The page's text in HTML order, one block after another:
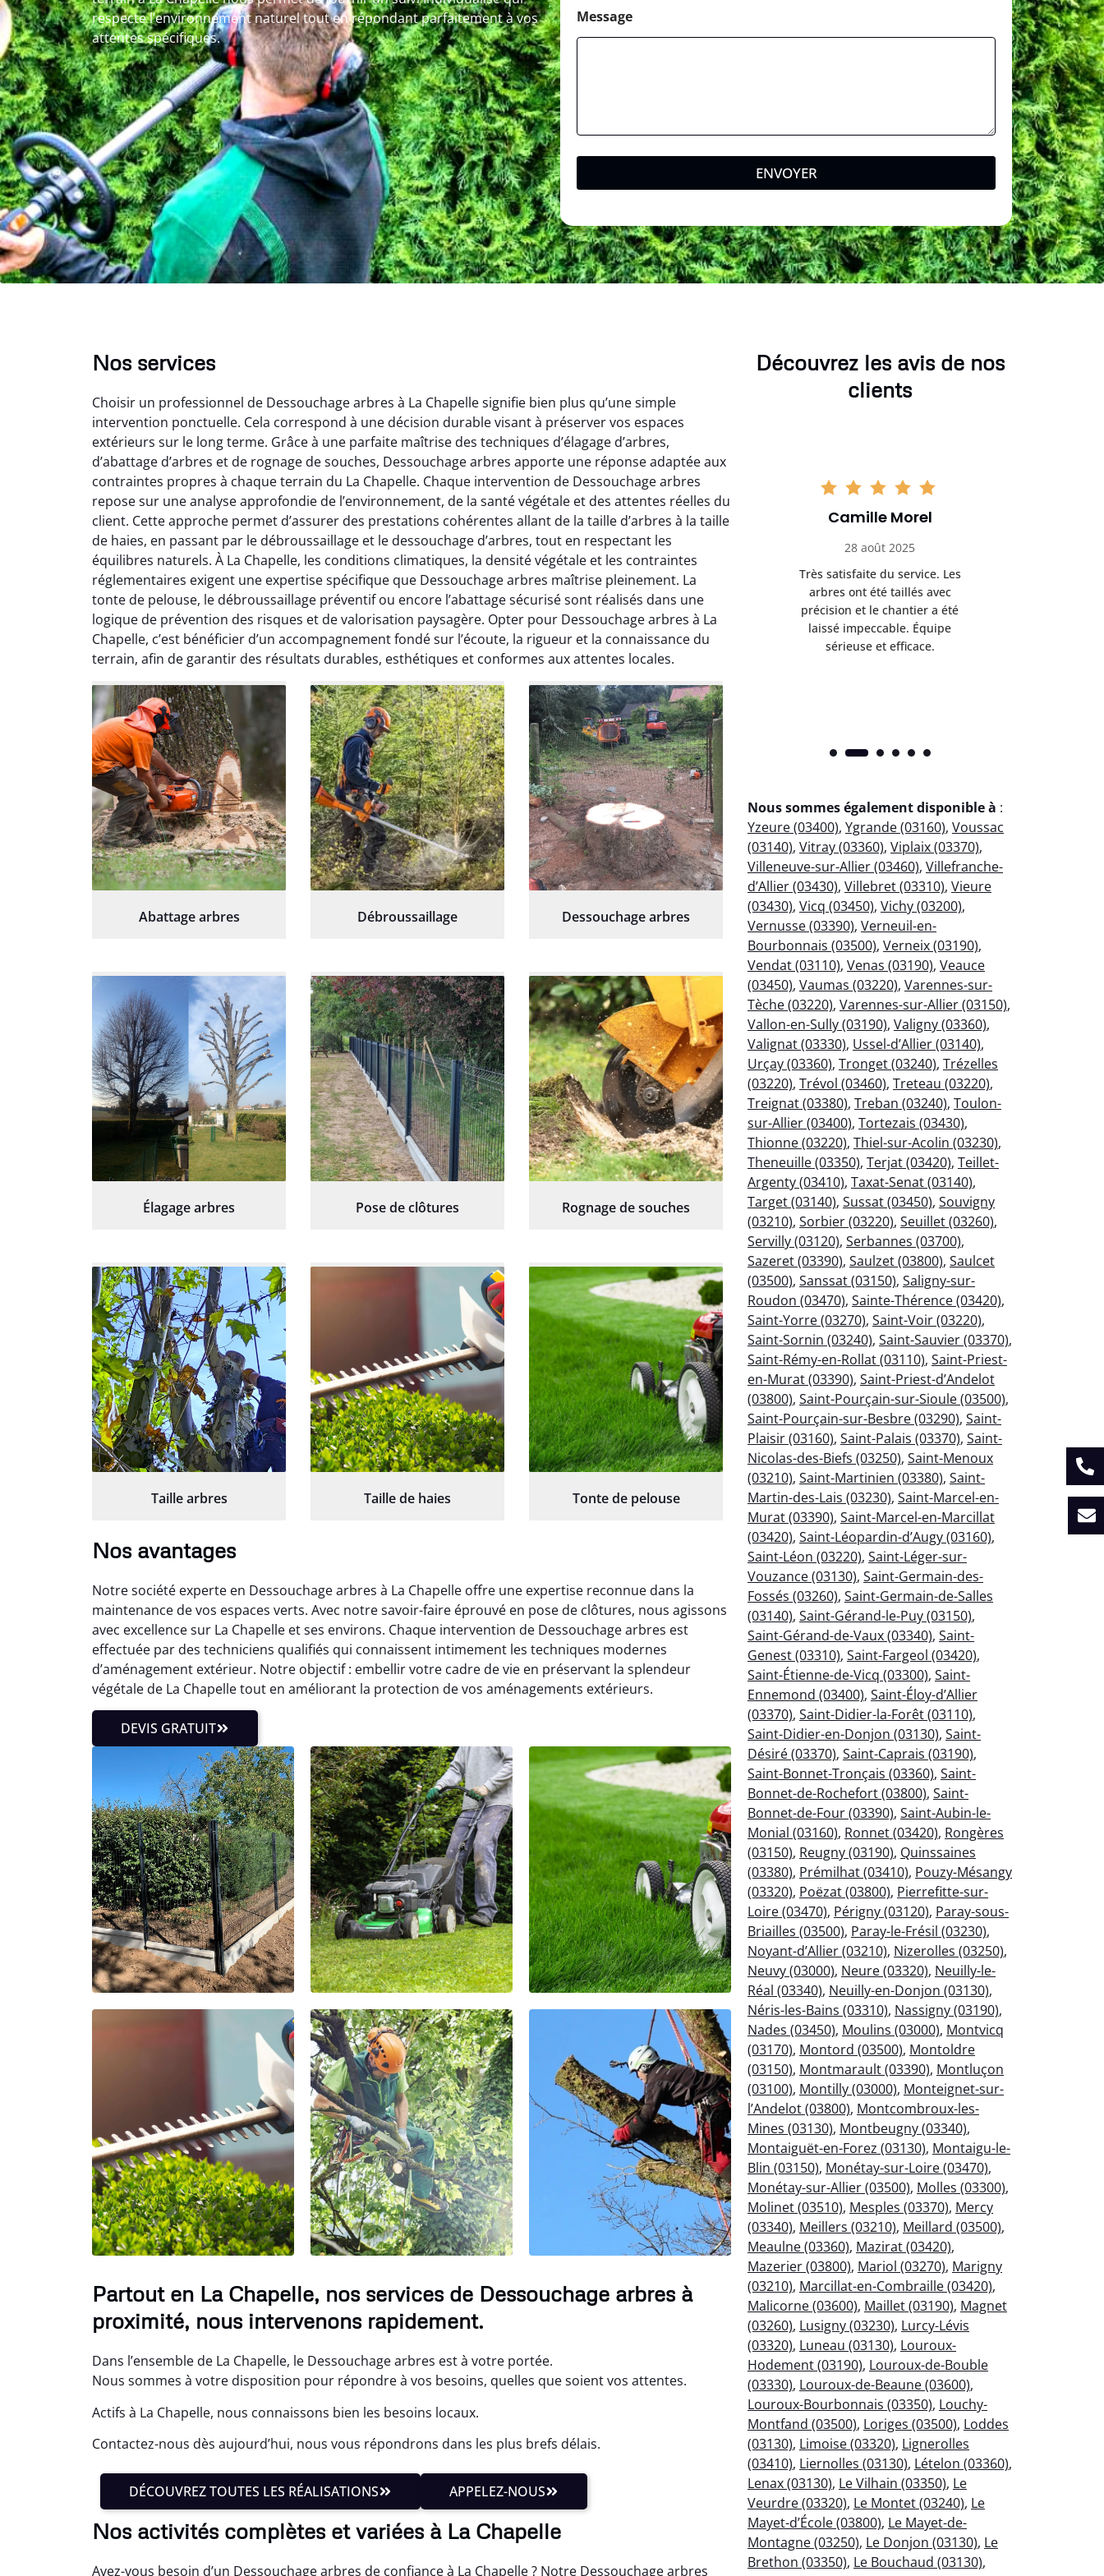
respecte l’environnement naturel tout en répondant parfaitement à vos
attentes spécifiques.
Message
ENVOYER
Nos services
Choisir un professionnel de Dessouchage arbres à La Chapelle signifie bien plus qu’une simple
intervention ponctuelle. Cela correspond à une décision durable visant à préserver vos espaces
extérieurs sur le long terme. Grâce à une parfaite maîtrise des techniques d’élagage d’arbres,
d’abattage d’arbres et de rognage de souches, Dessouchage arbres apporte une réponse adaptée aux
contraintes propres à chaque terrain du La Chapelle. Chaque intervention de Dessouchage arbres
repose sur une analyse approfondie de l’environnement, de la santé végétale et des attentes réelles du
client. Cette approche permet d’assurer des prestations cohérentes allant de la taille d’arbres à la taille
de haies, en passant par le débroussaillage et le dessouchage d’arbres, tout en respectant les
équilibres naturels. À La Chapelle, les conditions climatiques, la densité végétale et les contraintes
réglementaires exigent une expertise spécifique que Dessouchage arbres maîtrise pleinement. La
tonte de pelouse, le débroussaillage préventif ou encore l’abattage sécurisé sont réalisés dans une
logique de prévention des risques et de valorisation paysagère. Opter pour Dessouchage arbres à La
Chapelle, c’est bénéficier d’un accompagnement fondé sur l’écoute, la rigueur et la connaissance du
terrain, afin de garantir des résultats durables, esthétiques et conformes aux attentes locales.
Abattage arbres Débroussaillage Dessouchage arbres
Élagage arbres Pose de clôtures Rognage de souches
Taille arbres Taille de haies Tonte de pelouse
Nos avantages
Notre société experte en Dessouchage arbres à La Chapelle offre une expertise reconnue dans la
maintenance de vos espaces verts. Avec notre savoir-faire éprouvé en pose de clôtures, nous agissons
avec excellence sur La Chapelle et ses environs. Chaque intervention de Dessouchage arbres est
effectuée par des techniciens qualifiés qui connaissent intimement les techniques modernes
d’aménagement extérieur. Notre objectif : embellir votre cadre de vie en préservant la splendeur
végétale de La Chapelle tout en améliorant la protection de vos aménagements extérieurs.
DEVIS GRATUIT
Partout en La Chapelle, nos services de Dessouchage arbres à
proximité, nous intervenons rapidement.
Dans l’ensemble de La Chapelle, le Dessouchage arbres est à votre portée.
Nous sommes à votre disposition pour répondre à vos besoins, quelles que soient vos attentes.
Actifs à La Chapelle, nous connaissons bien les besoins locaux.
Contactez-nous dès aujourd’hui, nous vous répondrons dans les plus brefs délais.
DÉCOUVREZ TOUTES LES RÉALISATIONS APPELEZ-NOUS
Nos activités complètes et variées à La Chapelle
Avez-vous besoin d’un Dessouchage arbres de confiance à La Chapelle ? Notre Dessouchage arbres
Découvrez les avis de nos
clients
Soraya Benali
07 février 2026
Service irréprochable du
début à la fin. Les arbres ont
été parfaitement entretenus
et le nettoyage après
intervention est impeccable.
Je recommande vivement.
Léandro Vasseur
12 juillet 2025
Intervention rapide et très
professionnelle pour
l’élagage de mes arbres. Le
travail est propre, sécurisé et
parfaitement réalisé. Je
recommande sans hésiter.
Camille Morel
28 août 2025
Très satisfaite du service. Les
arbres ont été taillés avec
précision et le chantier a été
laissé impeccable. Équipe
sérieuse et efficace.
Nous sommes également disponible à :
Yzeure (03400), Ygrande (03160), Voussac
(03140), Vitray (03360), Viplaix (03370),
Villeneuve-sur-Allier (03460), Villefranche-
d’Allier (03430), Villebret (03310), Vieure
(03430), Vicq (03450), Vichy (03200),
Vernusse (03390), Verneuil-en-
Bourbonnais (03500), Verneix (03190),
Vendat (03110), Venas (03190), Veauce
(03450), Vaumas (03220), Varennes-sur-
Tèche (03220), Varennes-sur-Allier (03150),
Vallon-en-Sully (03190), Valigny (03360),
Valignat (03330), Ussel-d’Allier (03140),
Urçay (03360), Tronget (03240), Trézelles
(03220), Trévol (03460), Treteau (03220),
Treignat (03380), Treban (03240), Toulon-
sur-Allier (03400), Tortezais (03430),
Thionne (03220), Thiel-sur-Acolin (03230),
Theneuille (03350), Terjat (03420), Teillet-
Argenty (03410), Taxat-Senat (03140),
Target (03140), Sussat (03450), Souvigny
(03210), Sorbier (03220), Seuillet (03260),
Servilly (03120), Serbannes (03700),
Sazeret (03390), Saulzet (03800), Saulcet
(03500), Sanssat (03150), Saligny-sur-
Roudon (03470), Sainte-Thérence (03420),
Saint-Yorre (03270), Saint-Voir (03220),
Saint-Sornin (03240), Saint-Sauvier (03370),
Saint-Rémy-en-Rollat (03110), Saint-Priest-
en-Murat (03390), Saint-Priest-d’Andelot
(03800), Saint-Pourçain-sur-Sioule (03500),
Saint-Pourçain-sur-Besbre (03290), Saint-
Plaisir (03160), Saint-Palais (03370), Saint-
Nicolas-des-Biefs (03250), Saint-Menoux
(03210), Saint-Martinien (03380), Saint-
Martin-des-Lais (03230), Saint-Marcel-en-
Murat (03390), Saint-Marcel-en-Marcillat
(03420), Saint-Léopardin-d’Augy (03160),
Saint-Léon (03220), Saint-Léger-sur-
Vouzance (03130), Saint-Germain-des-
Fossés (03260), Saint-Germain-de-Salles
(03140), Saint-Gérand-le-Puy (03150),
Saint-Gérand-de-Vaux (03340), Saint-
Genest (03310), Saint-Fargeol (03420),
Saint-Étienne-de-Vicq (03300), Saint-
Ennemond (03400), Saint-Éloy-d’Allier
(03370), Saint-Didier-la-Forêt (03110),
Saint-Didier-en-Donjon (03130), Saint-
Désiré (03370), Saint-Caprais (03190),
Saint-Bonnet-Tronçais (03360), Saint-
Bonnet-de-Rochefort (03800), Saint-
Bonnet-de-Four (03390), Saint-Aubin-le-
Monial (03160), Ronnet (03420), Rongères
(03150), Reugny (03190), Quinssaines
(03380), Prémilhat (03410), Pouzy-Mésangy
(03320), Poëzat (03800), Pierrefitte-sur-
Loire (03470), Périgny (03120), Paray-sous-
Briailles (03500), Paray-le-Frésil (03230),
Noyant-d’Allier (03210), Nizerolles (03250),
Neuvy (03000), Neure (03320), Neuilly-le-
Réal (03340), Neuilly-en-Donjon (03130),
Néris-les-Bains (03310), Nassigny (03190),
Nades (03450), Moulins (03000), Montvicq
(03170), Montord (03500), Montoldre
(03150), Montmarault (03390), Montluçon
(03100), Montilly (03000), Monteignet-sur-
l’Andelot (03800), Montcombroux-les-
Mines (03130), Montbeugny (03340),
Montaiguët-en-Forez (03130), Montaigu-le-
Blin (03150), Monétay-sur-Loire (03470),
Monétay-sur-Allier (03500), Molles (03300),
Molinet (03510), Mesples (03370), Mercy
(03340), Meillers (03210), Meillard (03500),
Meaulne (03360), Mazirat (03420),
Mazerier (03800), Mariol (03270), Marigny
(03210), Marcillat-en-Combraille (03420),
Malicorne (03600), Maillet (03190), Magnet
(03260), Lusigny (03230), Lurcy-Lévis
(03320), Luneau (03130), Louroux-
Hodement (03190), Louroux-de-Bouble
(03330), Louroux-de-Beaune (03600),
Louroux-Bourbonnais (03350), Louchy-
Montfand (03500), Loriges (03500), Loddes
(03130), Limoise (03320), Lignerolles
(03410), Liernolles (03130), Lételon (03360),
Lenax (03130), Le Vilhain (03350), Le
Veurdre (03320), Le Montet (03240), Le
Mayet-d’École (03800), Le Mayet-de-
Montagne (03250), Le Donjon (03130), Le
Brethon (03350), Le Bouchaud (03130),